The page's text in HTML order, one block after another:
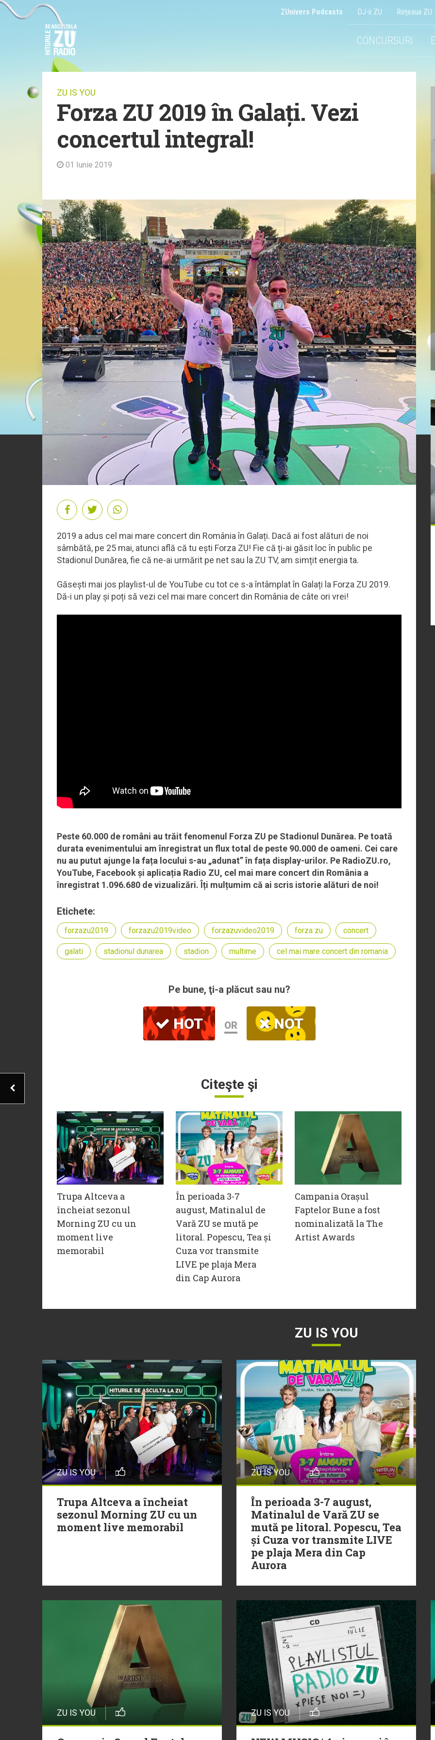
ZUnivers Podcasts DJ-ii ZU Reţeaua ZU
CONCURSURI
ZU IS YOU
Forza ZU 2019 în Galați. Vezi
concertul integral!
01 Iunie 2019
2019 a adus cel mai mare concert din România în Galați. Dacă ai fost alături de noi
sâmbătă, pe 25 mai, atunci află că tu ești Forza ZU! Fie că ți-ai găsit loc în public pe
Stadionul Dunărea, fie că ne-ai urmărit pe net sau la ZU TV, am simțit energia ta.
Găsești mai jos playlist-ul de YouTube cu tot ce s-a întâmplat în Galați la Forza ZU 2019.
Dă-i un play și poți să vezi cel mai mare concert din România de câte ori vrei!
Peste 60.000 de români au trăit fenomenul Forza ZU pe Stadionul Dunărea. Pe toată
durata evenimentului am înregistrat un flux total de peste 90.000 de oameni. Cei care
nu au putut ajunge la fața locului s-au „adunat” în fața display-urilor. Pe RadioZU.ro,
YouTube, Facebook și aplicația Radio ZU, cel mai mare concert din România a
înregistrat 1.096.680 de vizualizări. Îți mulțumim că ai scris istorie alături de noi!
Etichete:
forzazu2019 forzazu2019video forzazuvideo2019 forza zu concert
galati stadionul dunarea stadion multime cel mai mare concert din romania
Pe bune, ţi-a plăcut sau nu?
HOT OR NOT
Citeşte şi
Trupa Altceva a
încheiat sezonul
Morning ZU cu un
moment live
memorabil
În perioada 3-7
august, Matinalul de
Vară ZU se mută pe
litoral. Popescu, Tea și
Cuza vor transmite
LIVE pe plaja Mera
din Cap Aurora
Campania Orașul
Faptelor Bune a fost
nominalizată la The
Artist Awards
ZU IS YOU
ZU IS YOU
Trupa Altceva a încheiat
sezonul Morning ZU cu un
moment live memorabil
ZU IS YOU
În perioada 3-7 august,
Matinalul de Vară ZU se
mută pe litoral. Popescu, Tea
și Cuza vor transmite LIVE
pe plaja Mera din Cap
Aurora
ZU IS YOU ZU IS YOU